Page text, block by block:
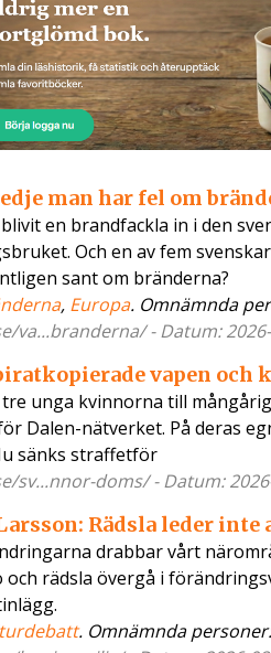
man har fel om
en brandfackla in i den
Och en av fem
sant om bränderna?
, Europa. Omnämnda
va...branderna/ - Datum:
vapen och
unga kvinnorna till
Dalen-nätverket. På deras
sänks straffetför
sv...nnor-doms/ - Datum:
Rädsla leder
drabbar vårt
rädsla övergå i
. Omnämnda